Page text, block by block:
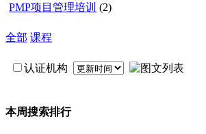
PMP项目管理培训 (2)
全部 课程
认证机构
本周搜索排行